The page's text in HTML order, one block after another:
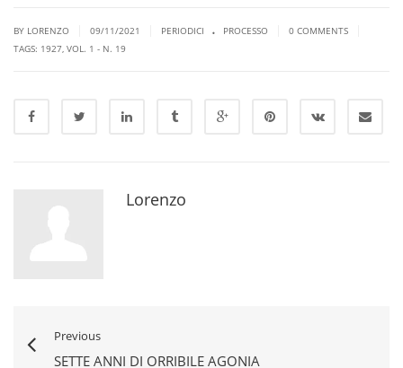
BY LORENZO 09/11/2021 PERIODICI . PROCESSO 0 COMMENTS
TAGS: 1927, VOL. 1 - N. 19
Lorenzo
Previous
SETTE ANNI DI ORRIBILE AGONIA